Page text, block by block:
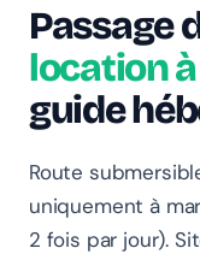
Passage
location
guide
Route
uniquement à
2 fois par jour).
Chanlify
En ligne · Online
je vous aider ?
Hello! I'm the